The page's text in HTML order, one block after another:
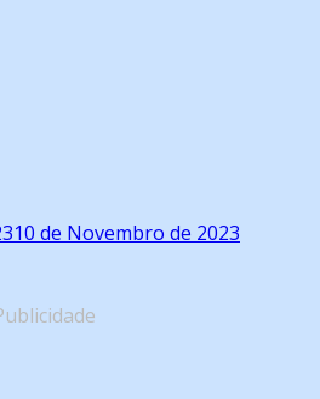
10 de Novembro de 2023